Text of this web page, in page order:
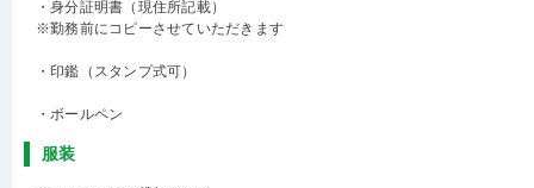
・身分証明書（現住所記載）
※勤務前にコピーさせていただきます
・印鑑（スタンプ式可）
・ボールペン
服装